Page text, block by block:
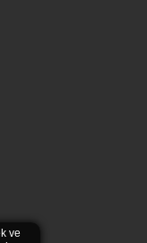
ve